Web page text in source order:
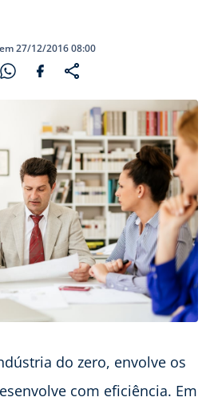
27/12/2016 08:00
do zero, envolve os
com eficiência. Em